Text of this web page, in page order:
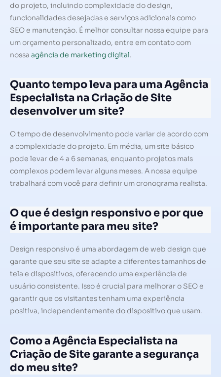
do projeto, incluindo complexidade do design,
funcionalidades desejadas e serviços adicionais como
SEO e manutenção. É melhor consultar nossa equipe para
um orçamento personalizado, entre em contato com
nossa agência de marketing digital.
Quanto tempo leva para uma Agência
Especialista na Criação de Site
desenvolver um site?
O tempo de desenvolvimento pode variar de acordo com
a complexidade do projeto. Em média, um site básico
pode levar de 4 a 6 semanas, enquanto projetos mais
complexos podem levar alguns meses. A nossa equipe
trabalhará com você para definir um cronograma realista.
O que é design responsivo e por que
é importante para meu site?
Design responsivo é uma abordagem de web design que
garante que seu site se adapte a diferentes tamanhos de
tela e dispositivos, oferecendo uma experiência de
usuário consistente. Isso é crucial para melhorar o SEO e
garantir que os visitantes tenham uma experiência
positiva, independentemente do dispositivo que usam.
Como a Agência Especialista na
Criação de Site garante a segurança
do meu site?